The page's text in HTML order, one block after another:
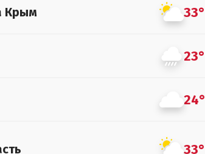
Крым 33°
23°
24°
33°